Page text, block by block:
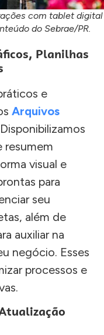
com tablet digital
do Sebrae/PR.
Planilhas
e
Arquivos
resumem
visual e
para
seu
além de
auxiliar na
negócio. Esses
processos e